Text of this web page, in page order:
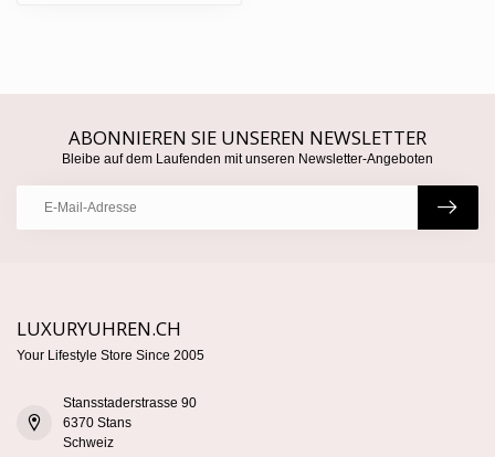
ABONNIEREN SIE UNSEREN NEWSLETTER
Bleibe auf dem Laufenden mit unseren Newsletter-Angeboten
LUXURYUHREN.CH
Your Lifestyle Store Since 2005
Stansstaderstrasse 90
6370 Stans
Schweiz